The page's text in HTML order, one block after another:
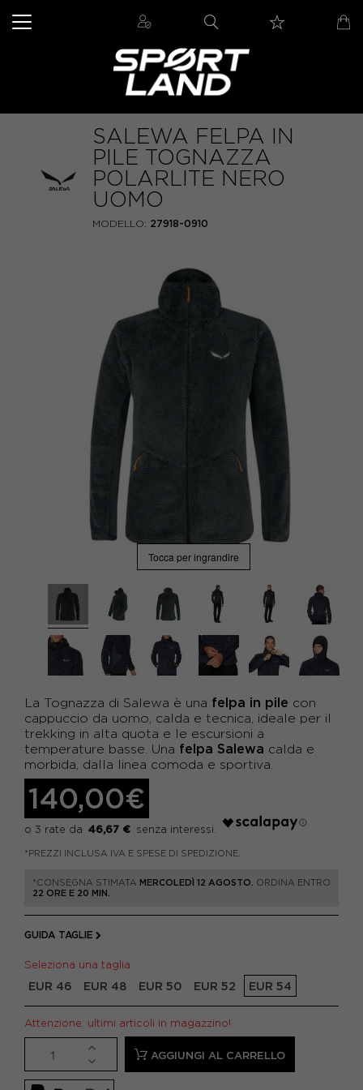
SALEWA FELPA IN
PILE TOGNAZZA
POLARLITE NERO
UOMO
MODELLO: 27918-0910
Tocca per ingrandire
La Tognazza di Salewa è una felpa in pile con
cappuccio da uomo, calda e tecnica, ideale per il
trekking in alta quota e le escursioni a
temperature basse. Una felpa Salewa calda e
morbida, dalla linea comoda e sportiva.
140,00€
46,67 €
*PREZZI INCLUSA IVA E SPESE DI SPEDIZIONE.
*CONSEGNA STIMATA MERCOLEDÌ 12 AGOSTO.
ORDINA ENTRO
22 ORE E 20 MIN.
GUIDA TAGLIE
Seleziona una taglia
EUR 46 EUR 48 EUR 50 EUR 52 EUR 54
Attenzione: ultimi articoli in magazzino!
AGGIUNGI AL CARRELLO